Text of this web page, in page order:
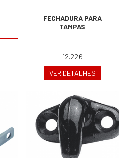
FECHADURA PARA
TAMPAS
12.22€
VER DETALHES